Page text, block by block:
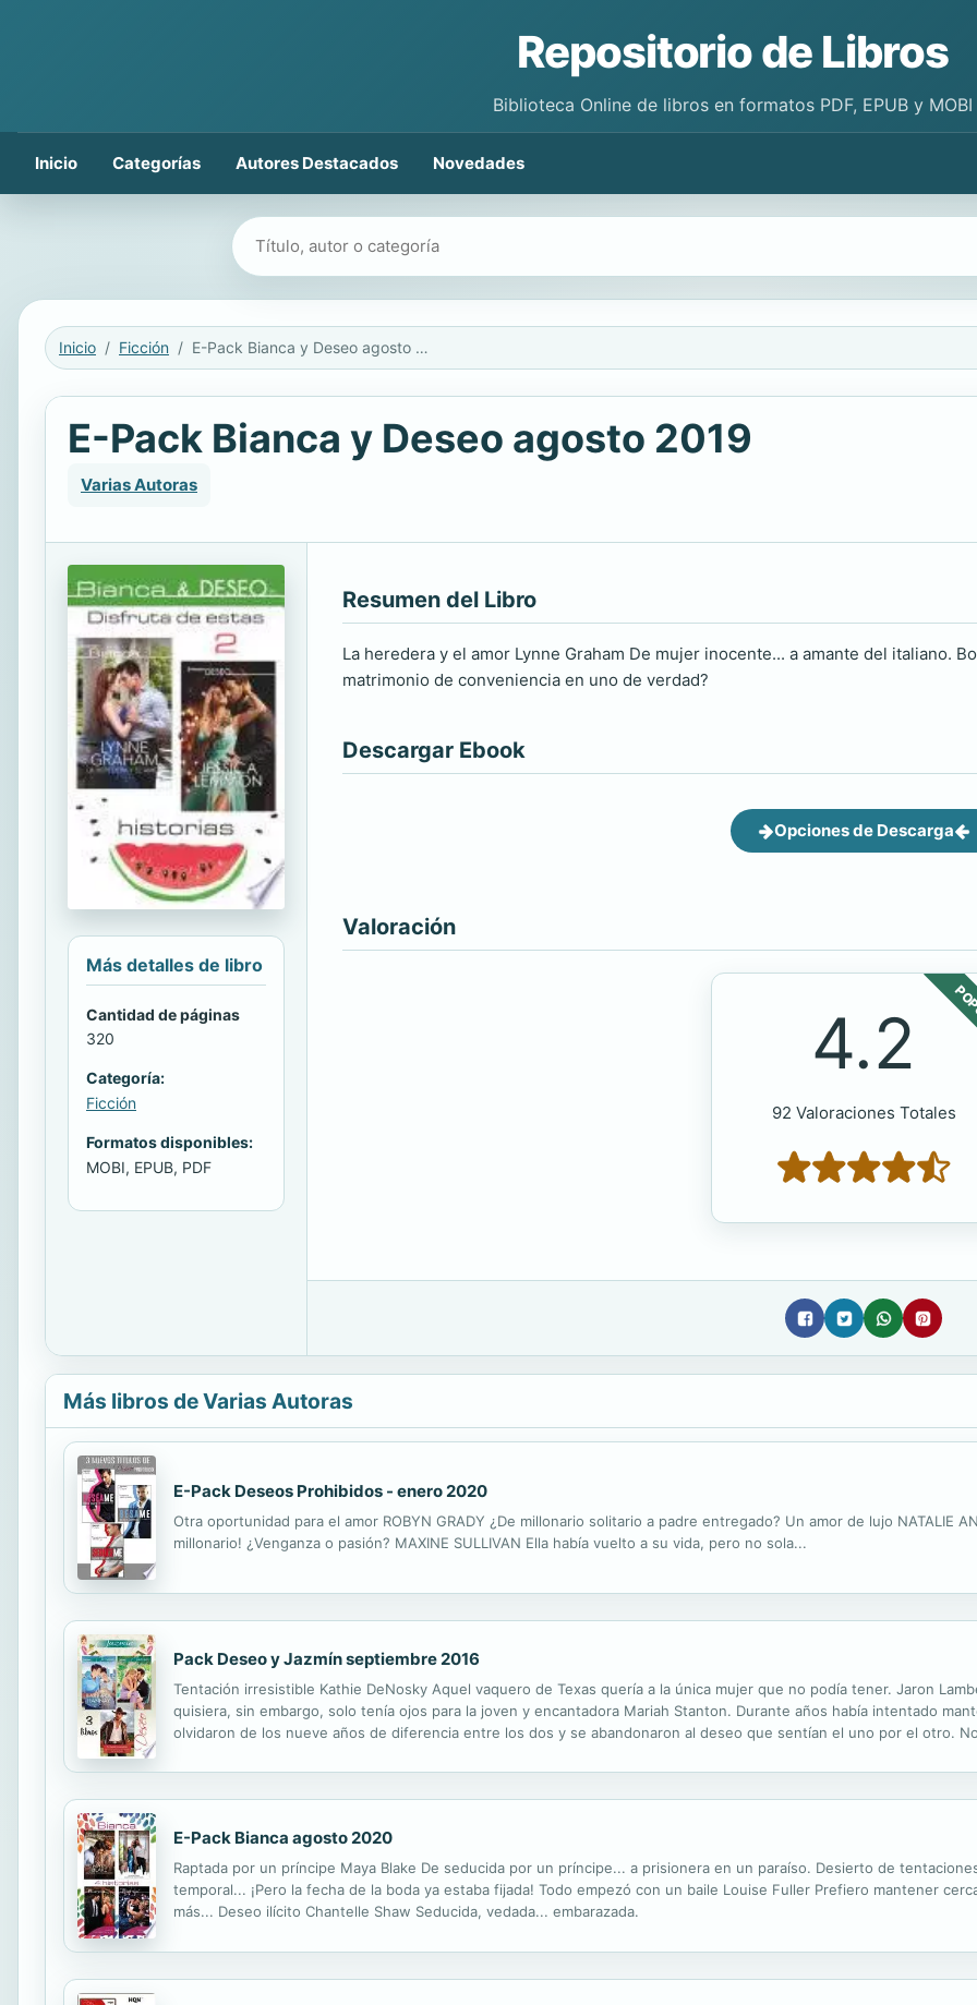
Repositorio de Libros
Biblioteca Online de libros en formatos PDF, EPUB y MOBI
Inicio Categorías Autores Destacados Novedades
Buscar libros
Inicio Ficción E-Pack Bianca y Deseo agosto 2019
E-Pack Bianca y Deseo agosto 2019
Varias Autoras
Más detalles de libro
Cantidad de páginas
320
Categoría:
Ficción
Formatos disponibles:
MOBI, EPUB, PDF
Resumen del Libro
La heredera y el amor Lynne Graham De mujer inocente... a amante del italiano.
matrimonio de conveniencia en uno de verdad?
Descargar Ebook
Opciones de Descarga
Valoración
4.2
92 Valoraciones Totales
Más libros de Varias Autoras
E-Pack Deseos Prohibidos - enero 2020
Otra oportunidad para el amor ROBYN GRADY ¿De millonario solitario a padre entregado? Un amor de lujo NATALIE
millonario! ¿Venganza o pasión? MAXINE SULLIVAN Ella había vuelto a su vida, pero no sola...
Pack Deseo y Jazmín septiembre 2016
Tentación irresistible Kathie DeNosky Aquel vaquero de Texas quería a la única mujer que no podía tener. Jaron
quisiera, sin embargo, solo tenía ojos para la joven y encantadora Mariah Stanton. Durante años había intentado
olvidaron de los nueve años de diferencia entre los dos y se abandonaron al deseo que sentían el uno por el otro.
E-Pack Bianca agosto 2020
Raptada por un príncipe Maya Blake De seducida por un príncipe... a prisionera en un paraíso. Desierto de
temporal... ¡Pero la fecha de la boda ya estaba fijada! Todo empezó con un baile Louise Fuller Prefiero mantener
más... Deseo ilícito Chantelle Shaw Seducida, vedada... embarazada.